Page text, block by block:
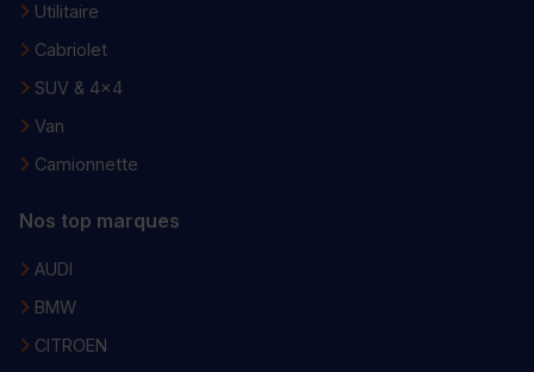
Utilitaire
Cabriolet
SUV & 4x4
Van
Camionnette
Nos top marques
AUDI
BMW
CITROEN